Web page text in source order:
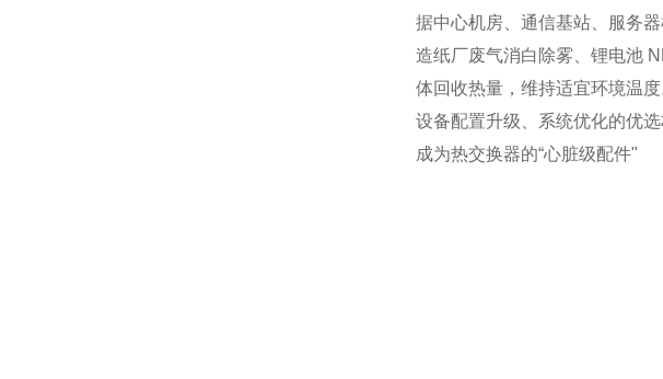
据中心机房、通信基站、服务
造纸厂废气消白除雾、锂电池
体回收热量，维持适宜环境温
设备配置升级、系统优化的优
成为热交换器的“心脏级配件"